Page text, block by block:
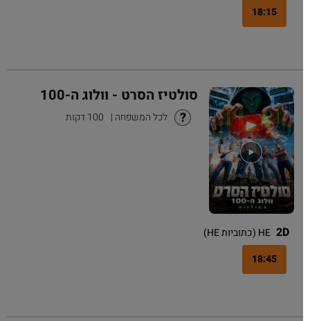
18:15
סולטיז הסרט - וולוג ה-100
לכל המשפחה| 100 דקות
2D HE (כתוביות HE)
18:45